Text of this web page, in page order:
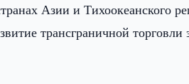
Азии и Тихоокеанского
трансграничной торговли